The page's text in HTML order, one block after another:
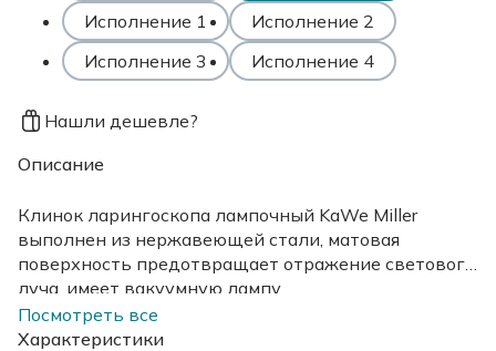
Исполнение 1
Исполнение 2
Исполнение 3
Исполнение 4
Нашли дешевле?
Описание
Клинок ларингоскопа лампочный KaWe Miller
выполнен из нержавеющей стали, матовая
поверхность предотвращает отражение светового
луча, имеет вакуумную лампу.
Посмотреть все
Характеристики